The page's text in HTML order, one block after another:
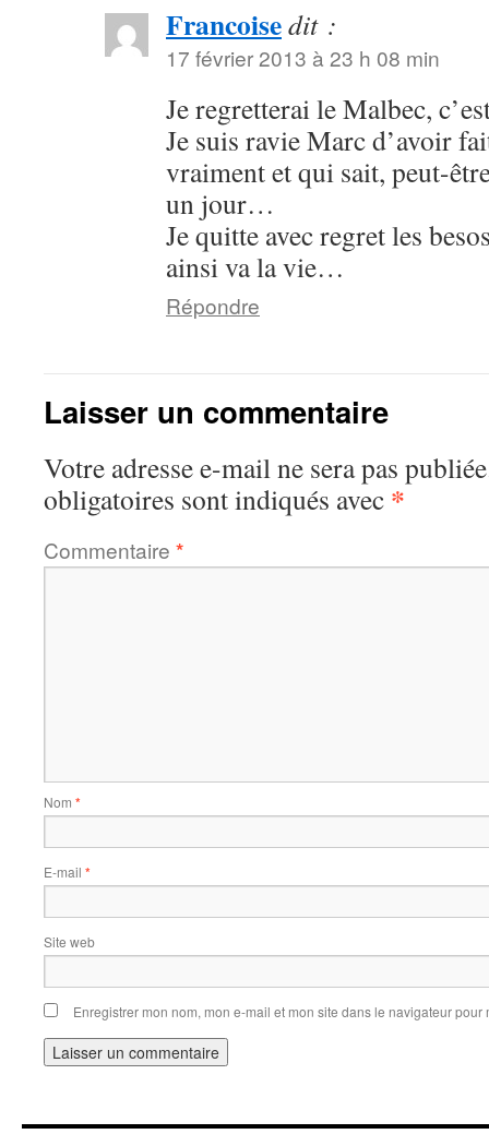
Francoisedit :
17 février 2013 à 23 h 08 min
Je regretterai le Malbec,
Je suis ravie Marc d’avoir
vraiment et qui sait, peut-
un jour…
Je quitte avec regret les
ainsi va la vie…
Répondre
Laisser un commentaire
Votre adresse e-mail ne sera pas
obligatoires sont indiqués avec *
Commentaire *
Nom *
E-mail *
Site web
Enregistrer mon nom, mon e-mail et mon site dans le navigateur